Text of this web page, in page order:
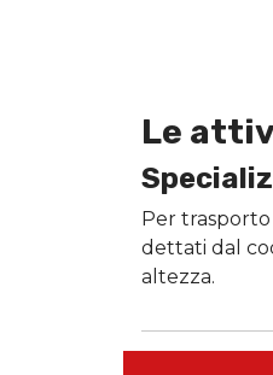
Le
Per
dettati dal
altezza.